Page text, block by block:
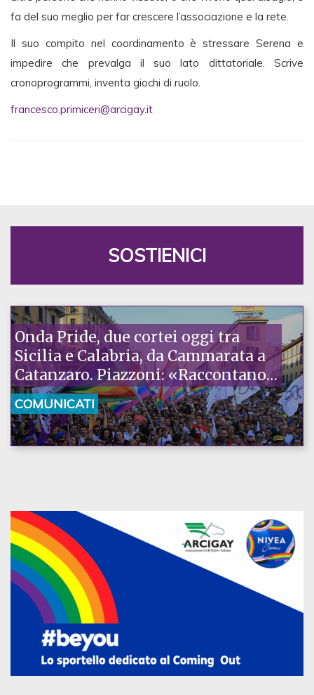
fa del suo meglio per far crescere l’associazione e la rete.
Il suo compito nel coordinamento è stressare Serena e
impedire che prevalga il suo lato dittatoriale. Scrive
cronoprogrammi, inventa giochi di ruolo.
francesco.primiceri@arcigay.it
SOSTIENICI
Onda Pride, due cortei oggi tra
Sicilia e Calabria, da Cammarata a
Catanzaro. Piazzoni: «Raccontano
la nostra ostinazione»
COMUNICATI